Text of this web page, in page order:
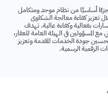
أساسيًا من نظام موحد ومتكامل
تعزيز كفاءة معالجة الشكاوى
بفعالية وكفاءة عالية. تهدف
المسؤولين في الهيئة العامة للعقار،
جودة الخدمات المقدمة وتعزيز
الرقمية الرسمية.